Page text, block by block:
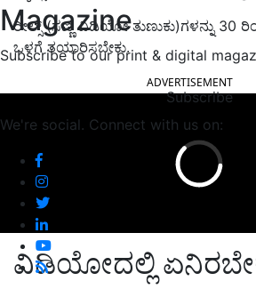
Magazine
Subscribe to our print & digital
Subscribe
We're social. Connect with us on:
ರೀಲ್ಸ್ (ಸಣ್ಣ ವಿಡಿಯೋ ತುಣುಕು)ಗಳನ್ನು 30
ಒಳಗೆ ತಯಾರಿಸಬೇಕು.
ADVERTISEMENT
ವಿಡಿಯೋದಲ್ಲಿ